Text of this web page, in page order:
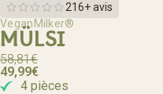
216+ avis
VeganMilker®
MÜLSI
58,81€
49,99€
4 pièces